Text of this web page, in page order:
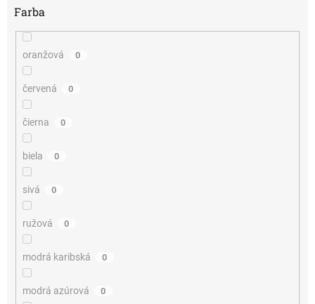
Farba
oranžová 0
červená 0
čierna 0
biela 0
sivá 0
ružová 0
modrá karibská 0
modrá azúrová 0